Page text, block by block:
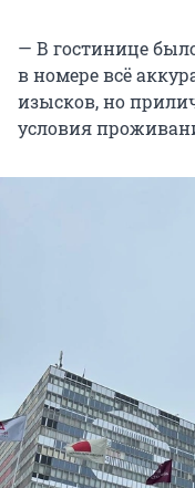
— В гостинице
в номере всё
изысков, но
условия